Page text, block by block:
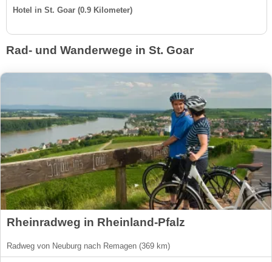
Hotel in St. Goar (0.9 Kilometer)
Rad- und Wanderwege in St. Goar
Rheinradweg in Rheinland-Pfalz
Radweg von Neuburg nach Remagen (369 km)